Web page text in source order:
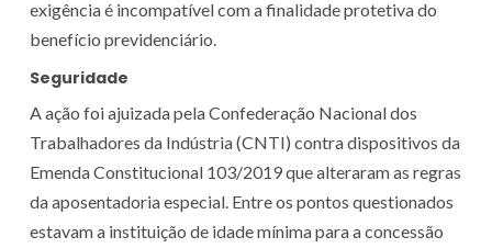
exigência é incompatível com a finalidade protetiva do
benefício previdenciário.
Seguridade
A ação foi ajuizada pela Confederação Nacional dos
Trabalhadores da Indústria (CNTI) contra dispositivos da
Emenda Constitucional 103/2019 que alteraram as regras
da aposentadoria especial. Entre os pontos questionados
estavam a instituição de idade mínima para a concessão